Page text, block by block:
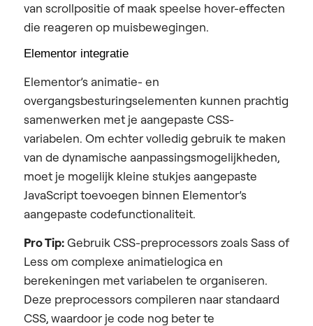
van scrollpositie of maak speelse hover-effecten
die reageren op muisbewegingen.
Elementor integratie
Elementor’s animatie- en
overgangsbesturingselementen kunnen prachtig
samenwerken met je aangepaste CSS-
variabelen. Om echter volledig gebruik te maken
van de dynamische aanpassingsmogelijkheden,
moet je mogelijk kleine stukjes aangepaste
JavaScript toevoegen binnen Elementor’s
aangepaste codefunctionaliteit.
Pro Tip:Gebruik CSS-preprocessors zoals Sass of
Less om complexe animatielogica en
berekeningen met variabelen te organiseren.
Deze preprocessors compileren naar standaard
CSS, waardoor je code nog beter te